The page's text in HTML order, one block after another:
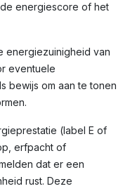
energiescore of het
energiezuinigheid van
eventuele
bewijs om aan te tonen
(label E of
erfpacht of
dat er een
rust. Deze